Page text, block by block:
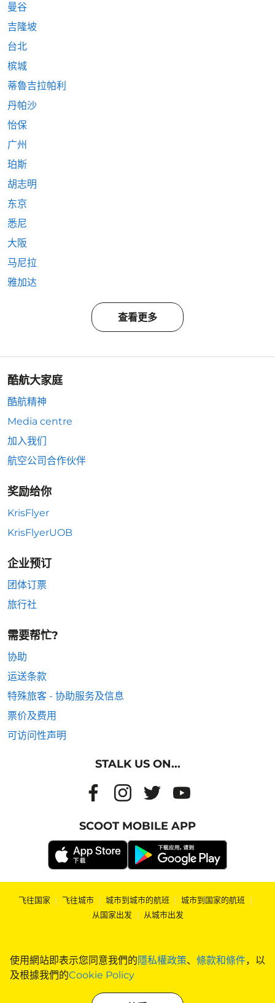
使用網站即表示您同意我們的隱私權政策、 條款和條件，以
及根據我們的Cookie Policy
曼谷
吉隆坡
台北
槟城
蒂魯吉拉帕利
丹帕沙
怡保
广州
珀斯
胡志明
东京
悉尼
大阪
马尼拉
雅加达
查看更多
酷航大家庭
酷航精神
Media centre
加入我们
航空公司合作伙伴
奖励给你
KrisFlyer
KrisFlyerUOB
企业预订
团体订票
旅行社
需要帮忙?
协助
运送条款
特殊旅客 - 协助服务及信息
票价及费用
可访问性声明
STALK US ON...
SCOOT MOBILE APP
飞往国家 | 飞往城市 | 城市到城市的航班 | 城市到国家的航班 |
从国家出发 | 从城市出发